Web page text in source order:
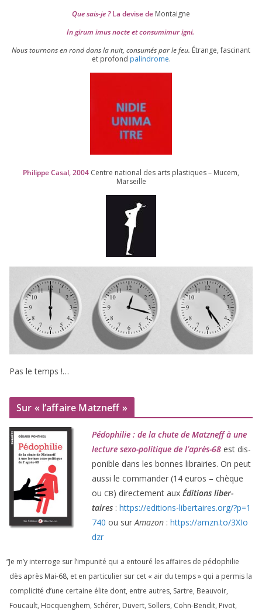
Que sais-je ?La devise de Montaigne
In girum imus nocte et consu­mi­mur igni.
Nous tour­nons en rond dans la nuit, consu­més par le feu. Étrange, fas­ci­nant
et pro­fond palin­drome.
Philippe Casal,2004 Centre natio­nal des arts plas­tiques – Mucem,
Marseille
Pas le temps !…
Sur « l’affaire Matzneff »
Pédophilie : de la chute de Matzneff à une
lec­ture sexo-poli­tique de l’après-68 est dis­
po­nible dans les bonnes librai­ries. On peut
aus­si le com­man­der (14 euros – chèque
ou CB) direc­te­ment aux Éditions liber­
taires : https://​edi​tions​-liber​taires​.org/​?​p​=​1
740 ou sur Amazon : https://​amzn​.to/​3​X​I​o​
dzr
“Je m’y inter­roge sur l’impunité qui a entou­ré les affaires de pédo­phi­lie
dès après Mai-68, et en par­ti­cu­lier sur cet « air du temps » qui a per­mis la
com­pli­ci­té d’une cer­taine élite dont, entre autres, Sartre, Beauvoir,
Foucault, Hocquenghem, Schérer, Duvert, Sollers, Cohn-Bendit, Pivot,